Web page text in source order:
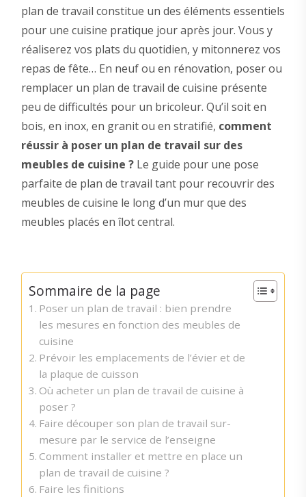
plan de travail constitue un des éléments essentiels
pour une cuisine pratique jour après jour. Vous y
réaliserez vos plats du quotidien, y mitonnerez vos
repas de fête… En neuf ou en rénovation, poser ou
remplacer un plan de travail de cuisine présente
peu de difficultés pour un bricoleur. Qu’il soit en
bois, en inox, en granit ou en stratifié, comment
réussir à poser un plan de travail sur des
meubles de cuisine ?Le guide pour une pose
parfaite de plan de travail tant pour recouvrir des
meubles de cuisine le long d’un mur que des
meubles placés en îlot central.
Sommaire de la page
Poser un plan de travail : bien prendre
les mesures en fonction des meubles de
cuisine
Prévoir les emplacements de l’évier et de
la plaque de cuisson
Où acheter un plan de travail de cuisine à
poser ?
Faire découper son plan de travail sur-
mesure par le service de l’enseigne
Comment installer et mettre en place un
plan de travail de cuisine ?
Faire les finitions